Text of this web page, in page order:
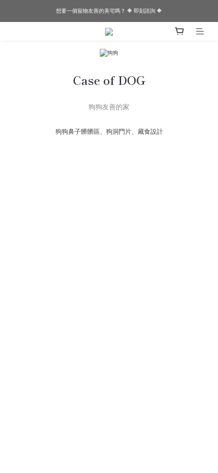
想要一個寵物友善的美宅嗎？ 🔶 即刻諮詢 🔶
想要一個寵物友善的美宅嗎？ 🔶 即刻諮詢 🔶
✨✨Joeman開箱！！閏年為邊境打造的透天厝✨✨
想要一個寵物友善的美宅嗎？ 🔶 即刻諮詢 🔶
Case of DOG
狗狗友善的家
狗狗鼻子髒髒區、狗洞門片、藏食設計